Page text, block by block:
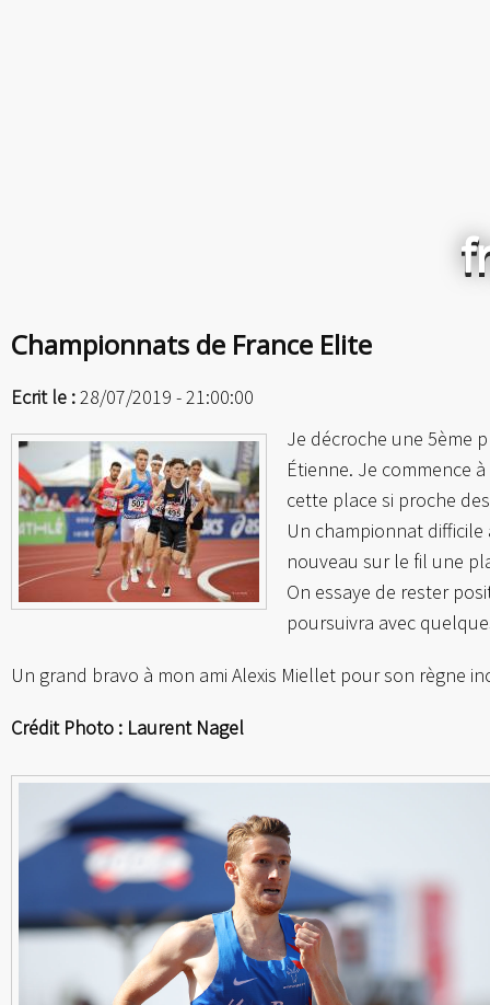
Championnats de France Elite
Ecrit le :28/07/2019 - 21:00:00
Je décroche une 5ème
Étienne. Je commence
cette place si proche
Un championnat
nouveau sur le fil une
On essaye de rester
poursuivra avec
Un grand bravo à mon ami Alexis Miellet pour son règne
Crédit Photo : Laurent Nagel